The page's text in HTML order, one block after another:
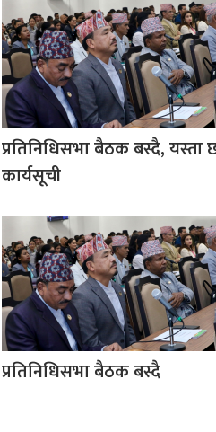
प्रतिनिधिसभा बैठक बस्दै, यस्ता
कार्यसूची
प्रतिनिधिसभा बैठक बस्दै